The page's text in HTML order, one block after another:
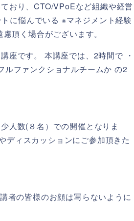
おり、CTO/VPoEなど組織や経営
に悩んでいる ※マネジメント経験
頂く場合がございます。
座です。 本講座では、2時間で ・
ルファンクショナルチームか の2
人数(８名）での開催となりま
ディスカッションにご参加頂きた
者の皆様のお顔は写らないように